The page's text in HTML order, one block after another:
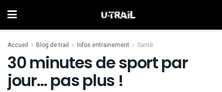
Accueil Blog de trail Infos entrainement Santé
30 minutes de sport par
jour… pas plus !